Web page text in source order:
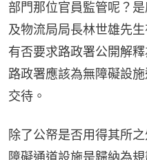
部門那位官員監管呢？
及物流局局長林世雄先
有否要求路政署公開解
路政署應該為無障礙設
交待。
除了公帑是否用得其所
障礙通道設施是歸納為